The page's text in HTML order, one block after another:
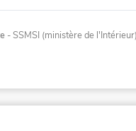
- SSMSI (ministère de